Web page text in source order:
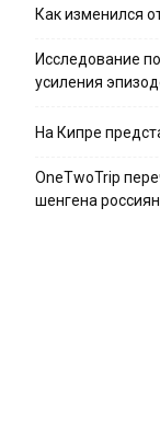
Как изменился
Исследование
усиления
На Кипре
OneTwoTrip
шенгена